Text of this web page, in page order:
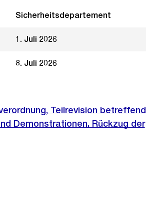
Sicherheitsdepartement
1. Juli 2026
8. Juli 2026
Teilrevision betreffend
Demonstrationen, Rückzug der